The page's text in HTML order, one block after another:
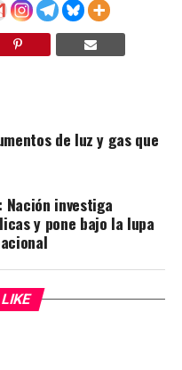
de luz y gas que
investiga
y pone bajo la lupa